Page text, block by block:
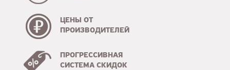
ЦЕНЫ ОТ
ПРОИЗВОДИТЕЛЕЙ
ПРОГРЕССИВНАЯ
СИСТЕМА СКИДОК